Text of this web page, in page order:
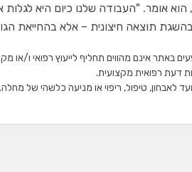
גיל 100", הוא אומר. "העבודה שלנו כיום היא
תוצאה חיצונית – אלא בהחייאת
באתר אינם מהווים תחליף לייעוץ רפואי ו/
דעת רפואית מקצועית.
לאבחון, טיפול, ריפוי או מניעה כלשהי של מחלה.